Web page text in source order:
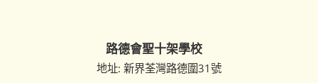
路德會聖十架學校
地址: 新界荃灣路德圍31號